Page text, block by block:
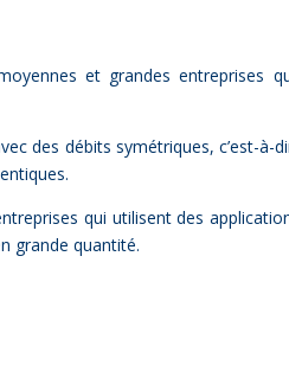
et grandes en­tre­prises
des dé­bits sy­mé­triques, c’est-à-
qui uti­lisent des
grande quan­ti­té.